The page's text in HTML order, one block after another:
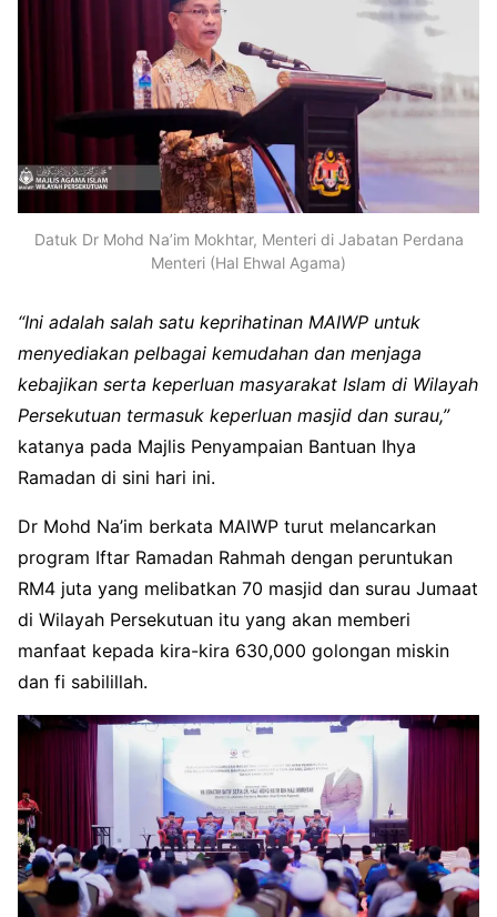
Datuk Dr Mohd Na’im Mokhtar, Menteri di Jabatan Perdana
Menteri (Hal Ehwal Agama)
“Ini adalah salah satu keprihatinan MAIWP untuk
menyediakan pelbagai kemudahan dan menjaga
kebajikan serta keperluan masyarakat Islam di Wilayah
Persekutuan termasuk keperluan masjid dan surau,”
katanya pada Majlis Penyampaian Bantuan Ihya
Ramadan di sini hari ini.
Dr Mohd Na’im berkata MAIWP turut melancarkan
program Iftar Ramadan Rahmah dengan peruntukan
RM4 juta yang melibatkan 70 masjid dan surau Jumaat
di Wilayah Persekutuan itu yang akan memberi
manfaat kepada kira-kira 630,000 golongan miskin
dan fi sabilillah.